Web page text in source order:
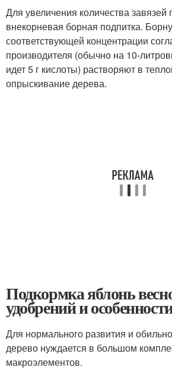
Для увеличения количества завязей
внекорневая борная подпитка.
соответствующей концентрации
производителя (обычно на 10-
идет 5 г кислоты) растворяют в
опрыскивание дерева.
Подкормка яблонь
удобрений и
Для нормального развития и
дерево нуждается в большом
макроэлементов.